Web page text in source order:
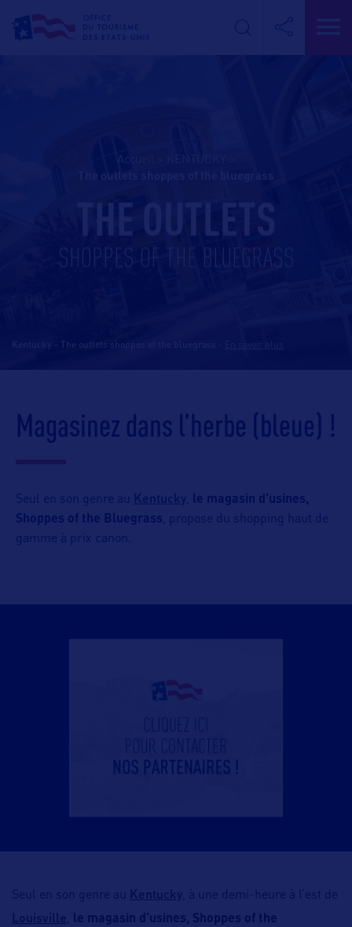
THE OUTLETS
SHOPPES OF THE BLUEGRASS
Kentucky - The outlets shoppes of the bluegrass
Magasinez dans l’herbe (bleue) !
Seul en son genre au Kentucky
le magasin d’usines,
Shoppes of the Bluegrass , propose du shopping haut de
gamme à prix canon.
Seul en son genre au Kentucky , à une demi-heure à l’est de
Louisville le magasin d’usines, Shoppes of the